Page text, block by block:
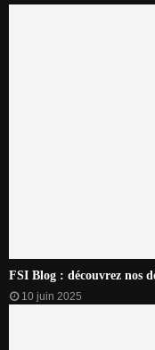
FSI Blog : découvrez nos
10 juin 2025